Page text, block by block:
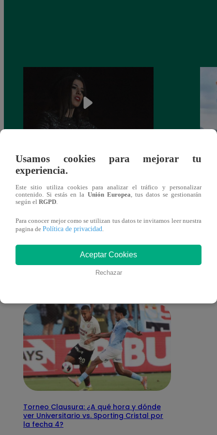
¿Yahaira Plasencia y Maritza Rodríguez
más unidas que nunca?
También te puede
interesar
Torneo Clausura: ¿A qué hora y dónde
ver Universitario vs. Sporting Cristal por
la fecha 4?
Usamos cookies para mejorar tu
experiencia.
Este sitio utiliza cookies para analizar el tráfico y personalizar
contenido. Si estás en la Unión Europea, tus datos se gestionarán
según el RGPD.
Para conocer mejor como se utilizan tus datos te invitamos leer nuestra
pagina de Política de privacidad.
Aceptar Cookies
Rechazar